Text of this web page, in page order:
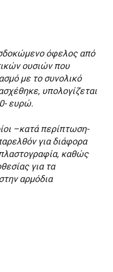
όφελος από
ουσιών που
με το συνολικό
υπολογίζεται
ευρώ.
–κατά περίπτωση-
για διάφορα
καθώς
για τα
αρμόδια